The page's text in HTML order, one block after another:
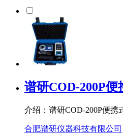
谱研COD-200P
介绍：谱研COD-200P便
合肥谱研仪器科技有限公司